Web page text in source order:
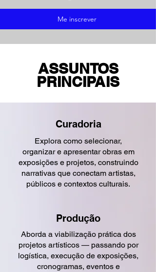
Me inscrever
ASSUNTOS
PRINCIPAIS
Curadoria
Explora como selecionar,
organizar e apresentar obras em
exposições e projetos, construindo
narrativas que conectam artistas,
públicos e contextos culturais.
Produção
Aborda a viabilização prática dos
projetos artísticos — passando por
logística, execução de exposições,
cronogramas, eventos e